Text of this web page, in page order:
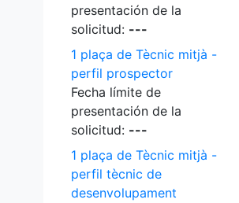
presentación de la
solicitud: ---
1 plaça de Tècnic mitjà -
perfil prospector
Fecha límite de
presentación de la
solicitud: ---
1 plaça de Tècnic mitjà -
perfil tècnic de
desenvolupament